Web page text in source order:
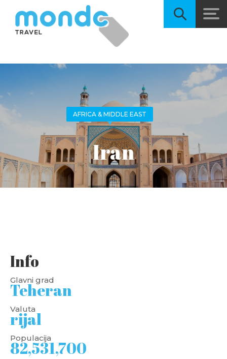
AFRICA & MIDDLE EAST
Iran
Info
Glavni grad
Teheran
Valuta
rijal
Populacija
82,531,700